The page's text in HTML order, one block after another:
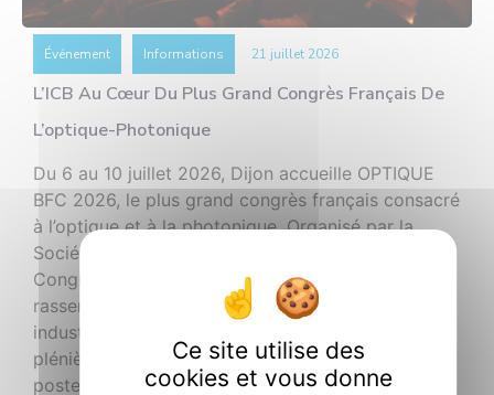
Événement Informations 21 juillet 2026
L’ICB Au Cœur Du Plus Grand Congrès Français De
L’optique-Photonique
Du 6 au 10 juillet 2026, Dijon accueille OPTIQUE
BFC 2026, le plus grand congrès français consacré
à l’optique et à la photonique. Organisé par la
Société Française d’Optique (SFO) au Palais des
Congrès de Dijon, ce rendez-vous majeur a
rassemblé 730 participants, 48 exposants
industriels et académiques, 12 conférences
plénières, 276 communications orales et 230
posters. Au-delà des chiffres, OPTIQUE BFC […]
Ce site utilise des
cookies et vous donne